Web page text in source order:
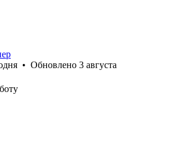
• Обновлено 3 августа